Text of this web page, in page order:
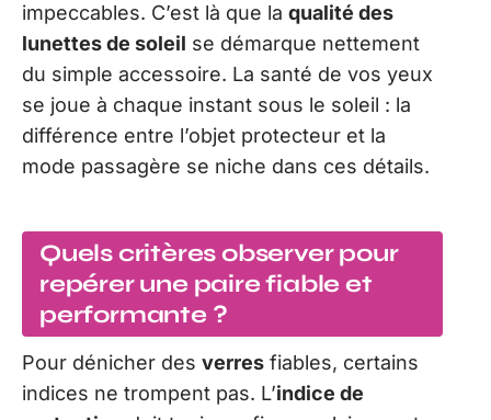
impeccables. C’est là que la qualité des
lunettes de soleil se démarque nettement
du simple accessoire. La santé de vos yeux
se joue à chaque instant sous le soleil : la
différence entre l’objet protecteur et la
mode passagère se niche dans ces détails.
Quels critères observer pour
repérer une paire fiable et
performante ?
Pour dénicher des verres fiables, certains
indices ne trompent pas. L’indice de